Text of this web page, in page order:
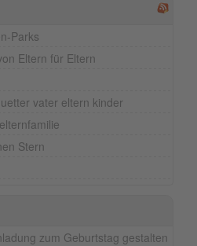
Parks
Eltern für Eltern
vater eltern kinder
Stern
zum Geburtstag gestalten